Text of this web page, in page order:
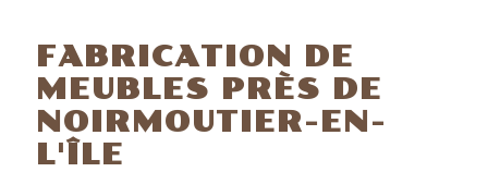
FABRICATION DE
MEUBLES PRÈS DE
NOIRMOUTIER-EN-
L'ÎLE